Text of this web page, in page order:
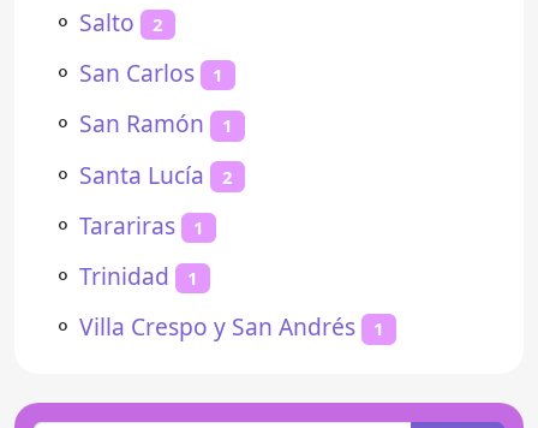
⚬ Salto 2
⚬ San Carlos 1
⚬ San Ramón 1
⚬ Santa Lucía 2
⚬ Tarariras 1
⚬ Trinidad 1
⚬ Villa Crespo y San Andrés 1